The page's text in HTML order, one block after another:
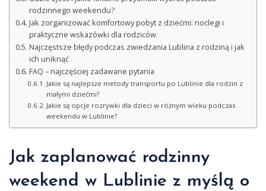
rodzinnego weekendu?
Jak zorganizować komfortowy pobyt z dziećmi: noclegi i
praktyczne wskazówki dla rodziców
Najczęstsze błędy podczas zwiedzania Lublina z rodziną i jak
ich uniknąć
FAQ – najczęściej zadawane pytania
Jakie są najlepsze metody transportu po Lublinie dla rodzin z
małymi dziećmi?
Jakie są opcje rozrywki dla dzieci w różnym wieku podczas
weekendu w Lublinie?
Jak zaplanować rodzinny
weekend w Lublinie z myślą o